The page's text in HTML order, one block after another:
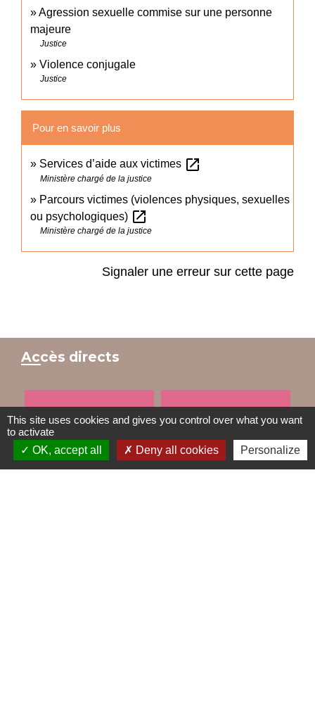
Agression sexuelle commise sur une personne
majeure
Justice
Violence conjugale
Justice
Pour en savoir plus
Services d’aide aux victimes open_in_new
Ministère chargé de la justice
Parcours victimes (violences physiques, sexuelles
ou psychologiques) open_in_new
Ministère chargé de la justice
Signaler une erreur sur cette page
Accès directs
import_contacts local_dining
This site uses cookies and gives you control over what you want
to activate
OK, accept all
Deny all cookies Personalize